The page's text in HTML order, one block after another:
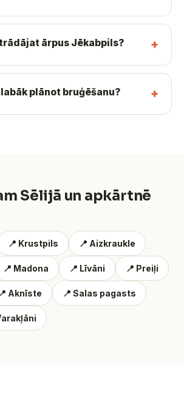
ārpus Jēkabpils?
plānot bruģēšanu?
Sēlijā un apkārtnē
📍 Krustpils 📍 Aizkraukle
📍 Madona 📍 Līvāni 📍 Preiļi
Aknīste 📍 Salas pagasts